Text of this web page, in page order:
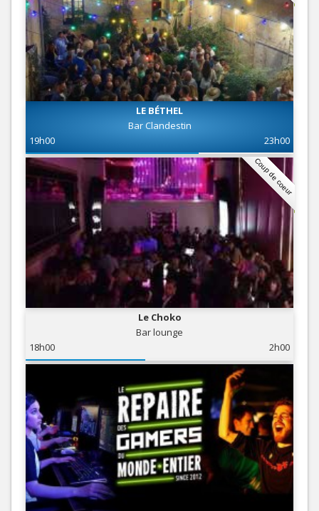
LE BÉTHEL
Bar Clandestin
19h00
23h00
Coup de coeur
Le Choko
Bar lounge
18h00
2h00